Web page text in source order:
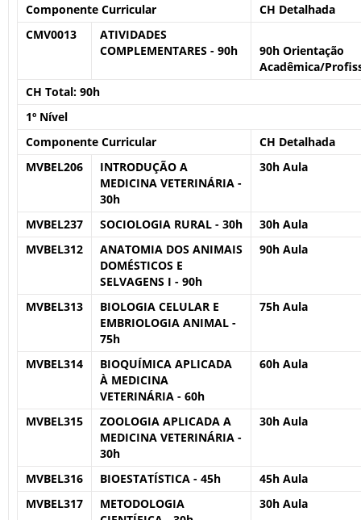
Componente Curricular
CH Detalhada
CMV0013
ATIVIDADES
COMPLEMENTARES - 90h
90h Orientação
Acadêmica/
CH Total: 90h
1º Nível
Componente Curricular
CH Detalhada
MVBEL206
INTRODUÇÃO A
MEDICINA VETERINÁRIA -
30h
30h Aula
MVBEL237 SOCIOLOGIA RURAL - 30h
30h Aula
MVBEL312
ANATOMIA DOS ANIMAIS
DOMÉSTICOS E
SELVAGENS I - 90h
90h Aula
MVBEL313
BIOLOGIA CELULAR E
EMBRIOLOGIA ANIMAL -
75h
75h Aula
MVBEL314
BIOQUÍMICA APLICADA
À MEDICINA
VETERINÁRIA - 60h
60h Aula
MVBEL315
ZOOLOGIA APLICADA A
MEDICINA VETERINÁRIA -
30h
30h Aula
MVBEL316 BIOESTATÍSTICA - 45h
45h Aula
MVBEL317
METODOLOGIA
30h Aula